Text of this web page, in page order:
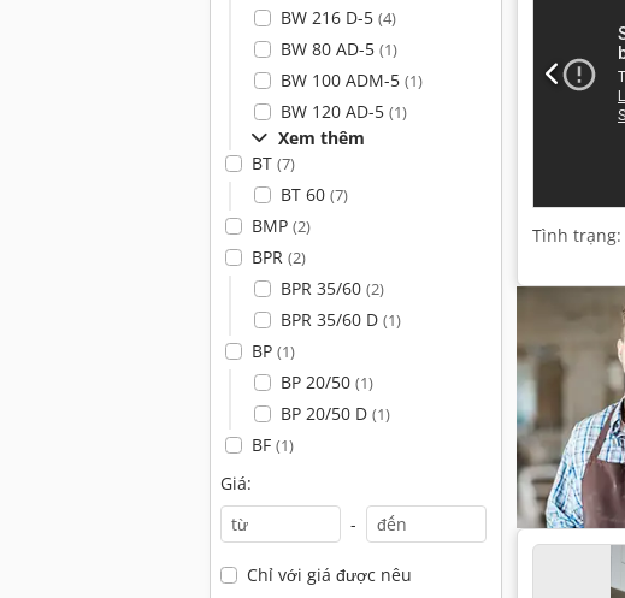
BW 216 D-5 (4)
BW 80 AD-5 (1)
BW 100 ADM-5 (1)
BW 120 AD-5 (1)
Xem thêm
BT (7)
BT 60 (7)
BMP (2)
BPR (2)
BPR 35/60 (2)
BPR 35/60 D (1)
BP (1)
BP 20/50 (1)
BP 20/50 D (1)
BF (1)
Giá:
-
Chỉ với giá được nêu
Tình trạng: